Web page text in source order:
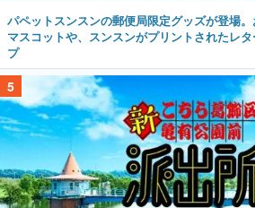
パペットスンスンの郵便局限定グッズが登場
マスコットや、スンスンがプリントされたレ
プ
5